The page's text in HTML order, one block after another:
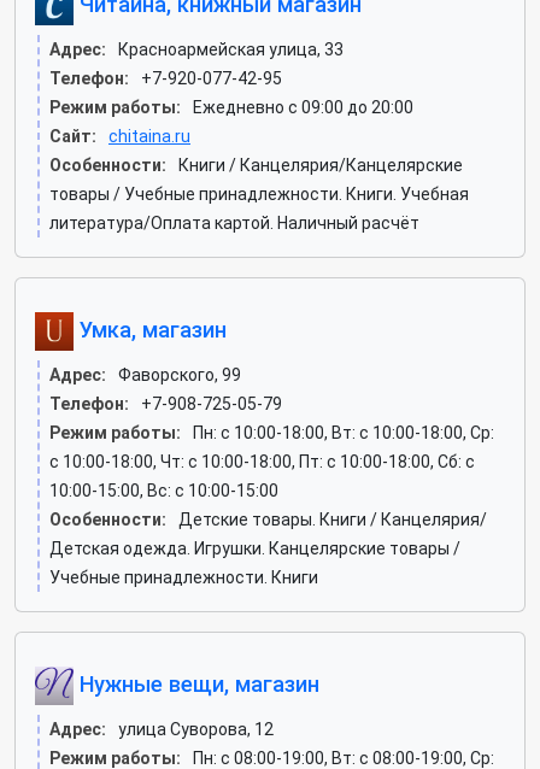
Адрес:
Красноармейская улица, 33
Телефон:
+7-920-077-42-95
Режим работы:
Ежедневно с 09:00 до 20:00
Сайт:
chitaina.ru
Особенности:
Книги / Канцелярия/Канцелярские
товары / Учебные принадлежности. Книги. Учебная
литература/Оплата картой. Наличный расчёт
Умка, магазин
Адрес:
Фаворского, 99
Телефон:
+7-908-725-05-79
Режим работы:
Пн: c 10:00-18:00, Вт: c 10:00-18:00, Ср:
c 10:00-18:00, Чт: c 10:00-18:00, Пт: c 10:00-18:00, Сб: c
10:00-15:00, Вс: c 10:00-15:00
Особенности:
Детские товары. Книги / Канцелярия/
Детская одежда. Игрушки. Канцелярские товары /
Учебные принадлежности. Книги
Нужные вещи, магазин
Адрес:
улица Суворова, 12
Режим работы:
Пн: c 08:00-19:00, Вт: c 08:00-19:00, Ср: